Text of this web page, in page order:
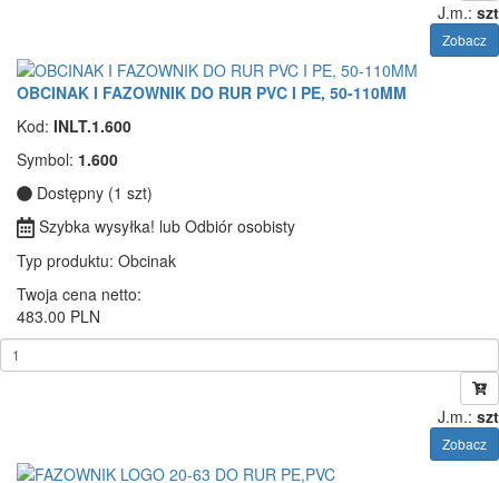
J.m.: szt
Zobacz
OBCINAK I FAZOWNIK DO RUR PVC I PE, 50-110MM
Kod: INLT.1.600
Symbol: 1.600
Dostępny (1 szt)
Szybka wysyłka! lub Odbiór osobisty
Typ produktu: Obcinak
Twoja cena netto:
483.00 PLN
J.m.: szt
Zobacz